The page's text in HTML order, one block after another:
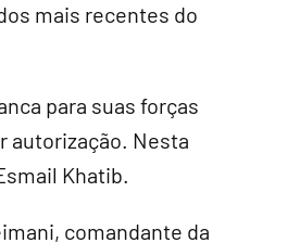
mais recentes do
para suas forças
autorização. Nesta
Khatib.
comandante da